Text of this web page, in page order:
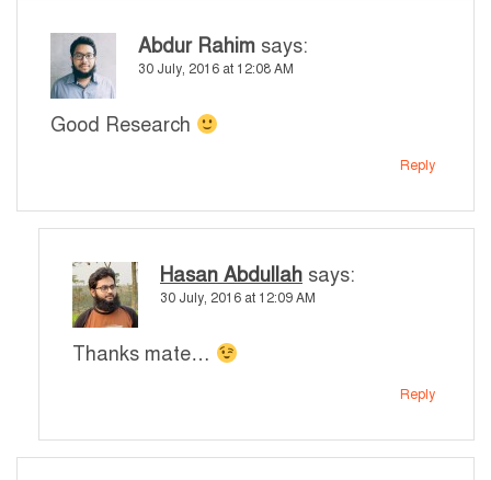
Abdur Rahim says:
30 July, 2016 at 12:08 AM
Good Research
Reply
Hasan Abdullah says:
30 July, 2016 at 12:09 AM
Thanks mate…
Reply